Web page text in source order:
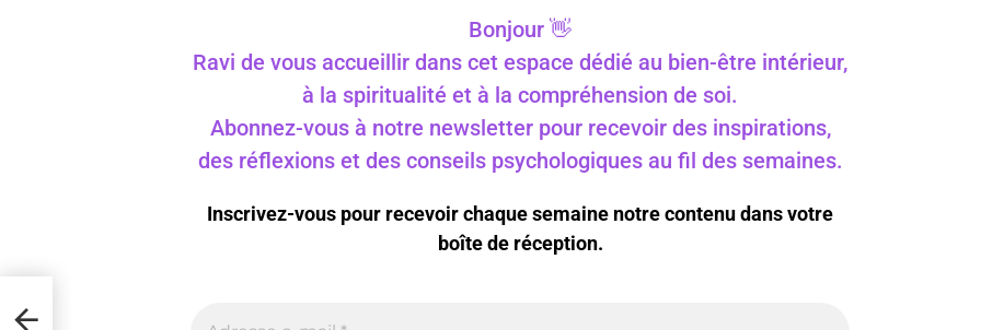
Bonjour 👋
Ravi de vous accueillir dans cet espace dédié au bien-être intérieur,
à la spiritualité et à la compréhension de soi.
Abonnez-vous à notre newsletter pour recevoir des inspirations,
des réflexions et des conseils psychologiques au fil des semaines.
Inscrivez-vous pour recevoir chaque semaine notre contenu dans votre
boîte de réception.